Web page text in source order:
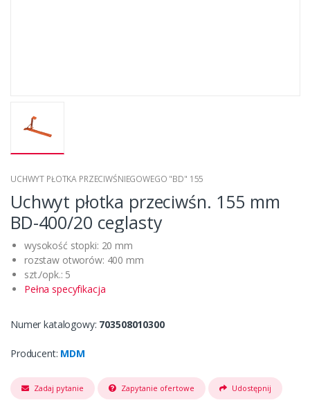
UCHWYT PŁOTKA PRZECIWŚNIEGOWEGO "BD" 155
Uchwyt płotka przeciwśn. 155 mm
BD-400/20 ceglasty
wysokość stopki: 20 mm
rozstaw otworów: 400 mm
szt./opk.: 5
Pełna specyfikacja
Numer katalogowy: 703508010300
Producent: MDM
Zadaj pytanie Zapytanie ofertowe Udostępnij